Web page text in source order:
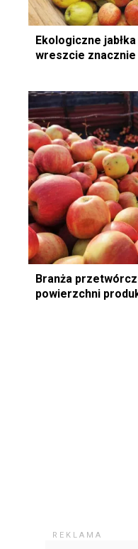
Ekologiczne
wreszcie znacznie
Branża
powierzchni